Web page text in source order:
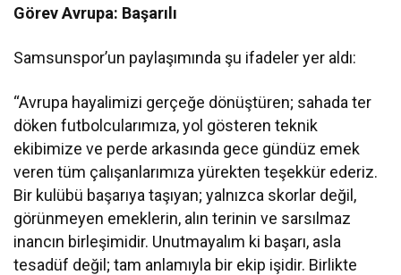
Görev Avrupa: Başarılı
Samsunspor’un paylaşımında şu ifadeler yer aldı:
“Avrupa hayalimizi gerçeğe dönüştüren; sahada ter
döken futbolcularımıza, yol gösteren teknik
ekibimize ve perde arkasında gece gündüz emek
veren tüm çalışanlarımıza yürekten teşekkür ederiz.
Bir kulübü başarıya taşıyan; yalnızca skorlar değil,
görünmeyen emeklerin, alın terinin ve sarsılmaz
inancın birleşimidir. Unutmayalım ki başarı, asla
tesadüf değil; tam anlamıyla bir ekip işidir. Birlikte